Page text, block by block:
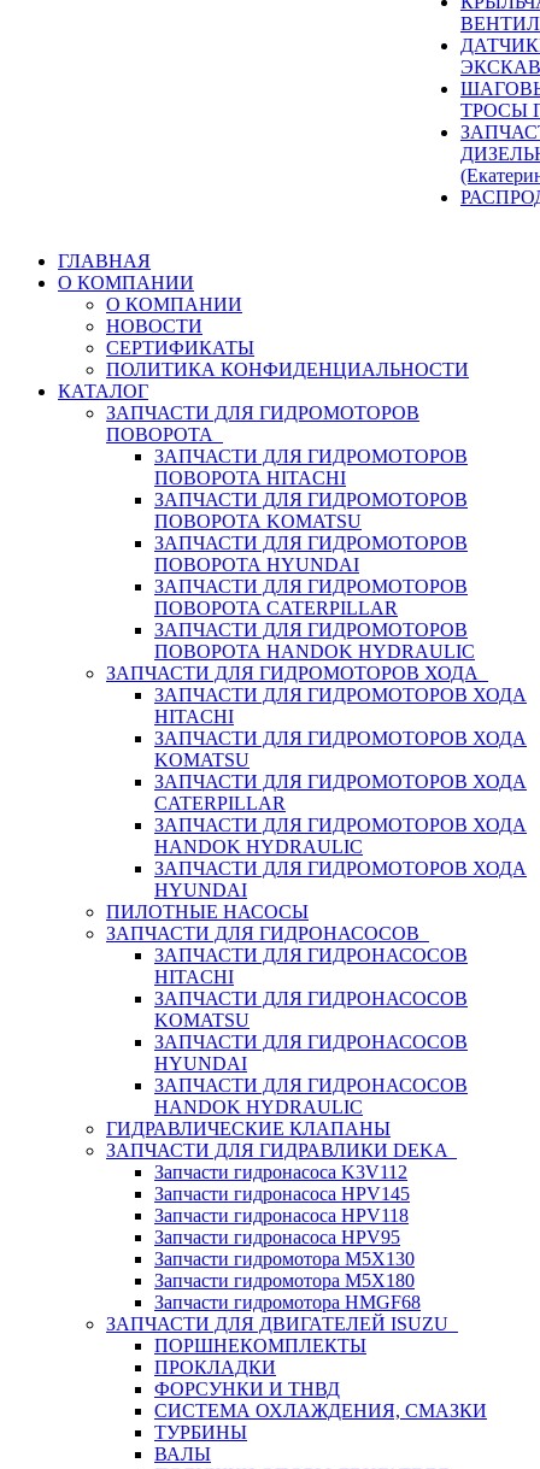
ТРОСЫ
ГЛАВНАЯ
О КОМПАНИИ
О КОМПАНИИ
НОВОСТИ
СЕРТИФИКАТЫ
ПОЛИТИКА КОНФИДЕНЦИАЛЬНОСТИ
КАТАЛОГ
ЗАПЧАСТИ ДЛЯ ГИДРОМОТОРОВ
ПОВОРОТА
ЗАПЧАСТИ ДЛЯ ГИДРОМОТОРОВ
ПОВОРОТА HITACHI
ЗАПЧАСТИ ДЛЯ ГИДРОМОТОРОВ
ПОВОРОТА KOMATSU
ЗАПЧАСТИ ДЛЯ ГИДРОМОТОРОВ
ПОВОРОТА HYUNDAI
ЗАПЧАСТИ ДЛЯ ГИДРОМОТОРОВ
ПОВОРОТА CATERPILLAR
ЗАПЧАСТИ ДЛЯ ГИДРОМОТОРОВ
ПОВОРОТА HANDOK HYDRAULIC
ЗАПЧАСТИ ДЛЯ ГИДРОМОТОРОВ ХОДА
ЗАПЧАСТИ ДЛЯ ГИДРОМОТОРОВ ХОДА
HITACHI
ЗАПЧАСТИ ДЛЯ ГИДРОМОТОРОВ ХОДА
KOMATSU
ЗАПЧАСТИ ДЛЯ ГИДРОМОТОРОВ ХОДА
CATERPILLAR
ЗАПЧАСТИ ДЛЯ ГИДРОМОТОРОВ ХОДА
HANDOK HYDRAULIC
ЗАПЧАСТИ ДЛЯ ГИДРОМОТОРОВ ХОДА
HYUNDAI
ПИЛОТНЫЕ НАСОСЫ
ЗАПЧАСТИ ДЛЯ ГИДРОНАСОСОВ
ЗАПЧАСТИ ДЛЯ ГИДРОНАСОСОВ
HITACHI
ЗАПЧАСТИ ДЛЯ ГИДРОНАСОСОВ
KOMATSU
ЗАПЧАСТИ ДЛЯ ГИДРОНАСОСОВ
HYUNDAI
ЗАПЧАСТИ ДЛЯ ГИДРОНАСОСОВ
HANDOK HYDRAULIC
ГИДРАВЛИЧЕСКИЕ КЛАПАНЫ
ЗАПЧАСТИ ДЛЯ ГИДРАВЛИКИ DEKA
Запчасти гидронасоса K3V112
Запчасти гидронасоса HPV145
Запчасти гидронасоса HPV118
Запчасти гидронасоса HPV95
Запчасти гидромотора M5X130
Запчасти гидромотора M5X180
Запчасти гидромотора HMGF68
ЗАПЧАСТИ ДЛЯ ДВИГАТЕЛЕЙ ISUZU
ПОРШНЕКОМПЛЕКТЫ
ПРОКЛАДКИ
ФОРСУНКИ И ТНВД
СИСТЕМА ОХЛАЖДЕНИЯ, СМАЗКИ
ТУРБИНЫ
ВАЛЫ